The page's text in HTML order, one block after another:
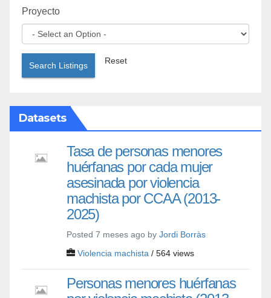
Proyecto
Search Listings Reset
Datasets
Tasa de personas menores
huérfanas por cada mujer
asesinada por violencia
machista por CCAA (2013-
2025)
Posted 7 meses ago by Jordi Borràs
Violencia machista / 564 views
Personas menores huérfanas